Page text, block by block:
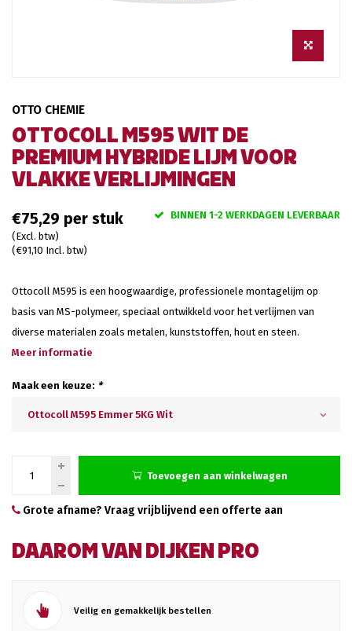
OTTOCOLL M595 WIT DE
PREMIUM HYBRIDE LIJM VOOR
VLAKKE VERLIJMINGEN
OTTO CHEMIE
€75,29
(Excl. btw)
(€91,10 Incl. btw)
BINNEN 1-2 WERKDAGEN LEVERBAAR
Ottocoll M595 is een hoogwaardige, professionele montagelijm op
basis van MS-polymeer, speciaal ontwikkeld voor het verlijmen van
diverse materialen zoals metalen, kunststoffen, hout en steen.
Meer informatie
Maak een keuze: *
Ottocoll M595 Emmer 5KG Wit
Toevoegen aan winkelwagen
Grote afname? Vraag vrijblijvend een offerte aan
DAAROM VAN DIJKEN PRO
Veilig en gemakkelijk bestellen